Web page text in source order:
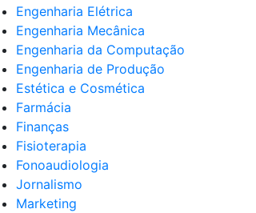
Engenharia Elétrica
Engenharia Mecânica
Engenharia da Computação
Engenharia de Produção
Estética e Cosmética
Farmácia
Finanças
Fisioterapia
Fonoaudiologia
Jornalismo
Marketing